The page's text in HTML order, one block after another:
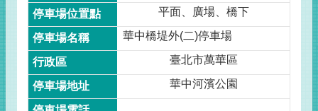
平面、廣場、橋下
華中橋堤外(二)停車場
臺北市萬華區
華中河濱公園